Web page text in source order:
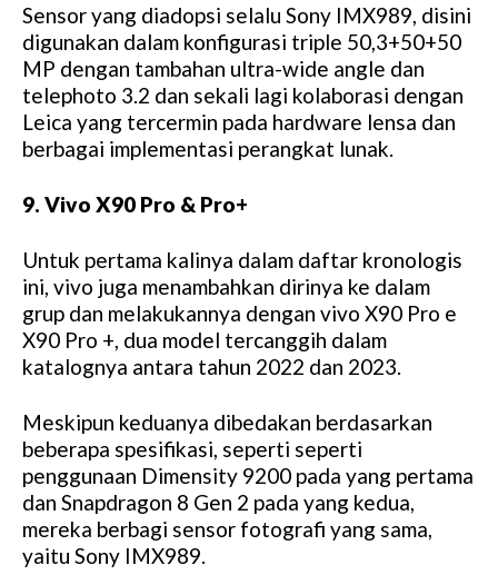
Sensor yang diadopsi selalu Sony IMX989, disini
digunakan dalam konfigurasi triple 50,3+50+50
MP dengan tambahan ultra-wide angle dan
telephoto 3.2 dan sekali lagi kolaborasi dengan
Leica yang tercermin pada hardware lensa dan
berbagai implementasi perangkat lunak.
9. Vivo X90 Pro & Pro+
Untuk pertama kalinya dalam daftar kronologis
ini, vivo juga menambahkan dirinya ke dalam
grup dan melakukannya dengan vivo X90 Pro e
X90 Pro +, dua model tercanggih dalam
katalognya antara tahun 2022 dan 2023.
Meskipun keduanya dibedakan berdasarkan
beberapa spesifikasi, seperti seperti
penggunaan Dimensity 9200 pada yang pertama
dan Snapdragon 8 Gen 2 pada yang kedua,
mereka berbagi sensor fotografi yang sama,
yaitu Sony IMX989.